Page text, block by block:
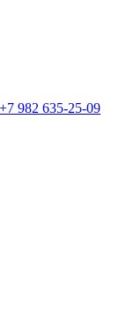
+7 982 635-25-09